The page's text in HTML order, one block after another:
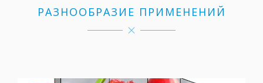
РАЗНООБРАЗИЕ ПРИМЕНЕНИЙ